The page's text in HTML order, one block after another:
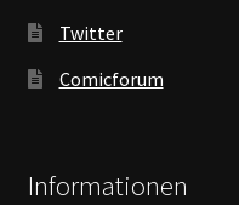
Twitter
Comicforum
Informationen